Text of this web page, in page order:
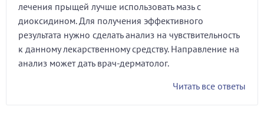
лечения прыщей лучше использовать мазь с
диоксидином. Для получения эффективного
результата нужно сделать анализ на чувствительность
к данному лекарственному средству. Направление на
анализ может дать врач-дерматолог.
Читать все ответы